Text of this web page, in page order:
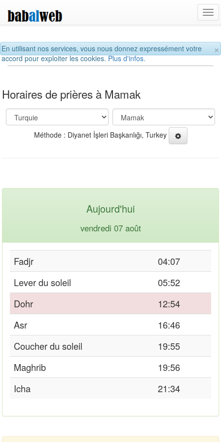
×
En utilisant nos services, vous nous donnez expressément votre
accord pour exploiter les cookies.Plus d'infos.
Horaires de prières à Mamak
Méthode : Diyanet İşleri Başkanlığı, Turkey
Aujourd'hui
vendredi 07 août
Fadjr
04:07
Lever du soleil
05:52
Dohr
12:54
Asr
16:46
Coucher du soleil
19:55
Maghrib
19:56
Icha
21:34